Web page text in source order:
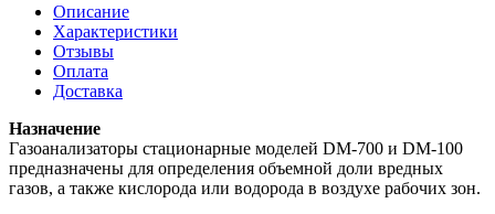
Описание
Характеристики
Отзывы
Оплата
Доставка
Назначение
Газоанализаторы стационарные моделей DM-700 и DM-100
предназначены для определения объемной доли вредных
газов, а также кислорода или водорода в воздухе рабочих зон.